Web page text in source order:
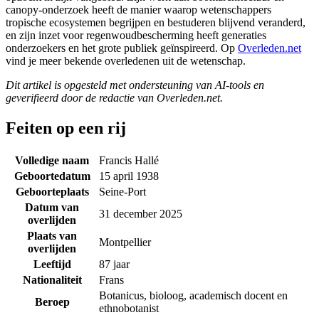
canopy-onderzoek heeft de manier waarop wetenschappers
tropische ecosystemen begrijpen en bestuderen blijvend veranderd,
en zijn inzet voor regenwoudbescherming heeft generaties
onderzoekers en het grote publiek geïnspireerd. Op Overleden.net
vind je meer bekende overledenen uit de wetenschap.
Dit artikel is opgesteld met ondersteuning van AI-tools en
geverifieerd door de redactie van Overleden.net.
Feiten op een rij
Volledige naam
Francis Hallé
Geboortedatum
15 april 1938
Geboorteplaats
Seine-Port
Datum van
overlijden
31 december 2025
Plaats van
overlijden
Montpellier
Leeftijd
87 jaar
Nationaliteit
Frans
Beroep
Botanicus, bioloog, academisch docent en
ethnobotanist